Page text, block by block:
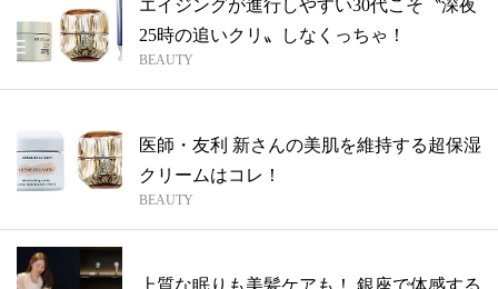
エイジングが進行しやすい30代こそ〝深夜
25時の追いクリ〟しなくっちゃ！
BEAUTY
医師・友利 新さんの美肌を維持する超保湿
クリームはコレ！
BEAUTY
上質な眠りも美髪ケアも！ 銀座で体感する